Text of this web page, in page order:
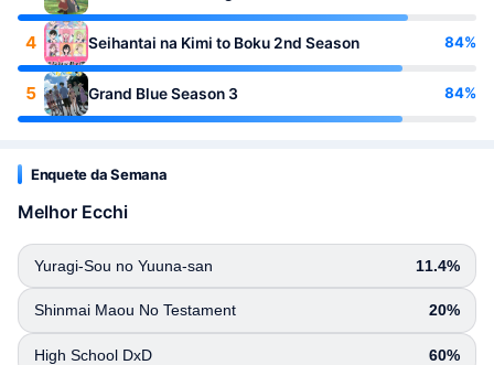
4 Seihantai na Kimi to Boku 2nd Season 84%
5 Grand Blue Season 3 84%
Enquete da Semana
Melhor Ecchi
Yuragi-Sou no Yuuna-san 11.4%
Shinmai Maou No Testament 20%
High School DxD 60%